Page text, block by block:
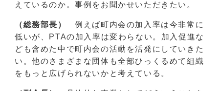
えているのか。事例をお聞かせいただきたい。
（総務部長）
例えば町内会の加入率は今非常に
低いが、PTAの加入率は変わらない。加入促進な
ども含めた中で町内会の活動を活発にしていきた
い。他のさまざまな団体も全部ひっくるめて組織
をもっと広げられないかと考えている。